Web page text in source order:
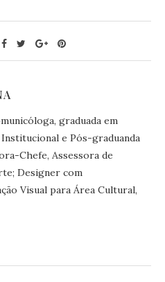
graduada em
Institucional e Pós-graduanda
Chefe, Assessora de
Designer com
Visual para Área Cultural,